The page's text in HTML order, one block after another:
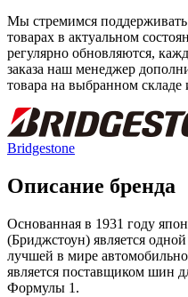
Мы стремимся
товарах в актуальном
регулярно обновляются,
заказа наш менеджер
товара на выбранном
Bridgestone
Описание бренда
Основанная в 1931 году
(Бриджстоун) является
лучшей в мире
является поставщиком шин
Формулы 1.